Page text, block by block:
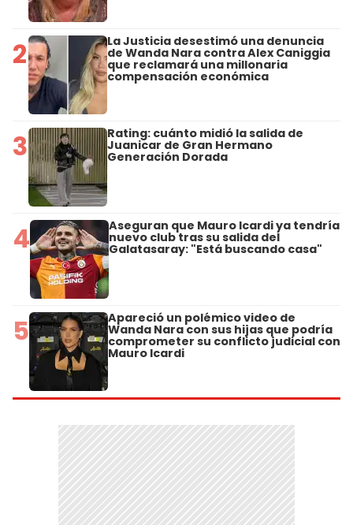
2 La Justicia desestimó una denuncia
de Wanda Nara contra Alex Caniggia
que reclamará una millonaria
compensación económica
3 Rating: cuánto midió la salida de
Juanicar de Gran Hermano
Generación Dorada
4 Aseguran que Mauro Icardi ya tendría
nuevo club tras su salida del
Galatasaray: "Está buscando casa"
5 Apareció un polémico video de
Wanda Nara con sus hijas que podría
comprometer su conflicto judicial con
Mauro Icardi